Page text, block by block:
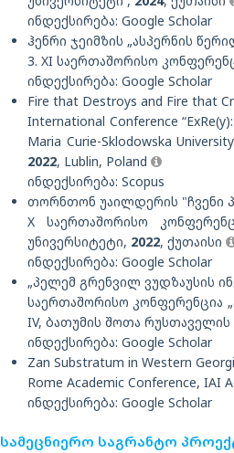
ინდექსირება: Google Scholar
ჰენრი ჯეიმზის „ასპერნის
3. XI საერთაშორისო
ინდექსირება: Google Scholar
Fire that Destroys and Fire that
International Conference
Maria Curie-Sklodowska
2022, Lublin, Poland
ინდექსირება: Scopus
თორნთონ უაილდერის "ჩვენი
X საერთაშორისო
უნივერსიტეტი, 2022, ქუთაისი
ინდექსირება: Google Scholar
„პელემ გრენვილ ვუდზაუსის
საერთაშორისო კონფერენცია
IV, ბათუმის შოთა
ინდექსირება: Google Scholar
Zan Substratum in Western
Rome Academic Conference, IAI
ინდექსირება: Google Scholar
სამეცნიერო საგრანტო